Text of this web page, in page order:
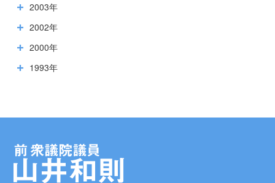
2003年
2002年
2000年
1993年